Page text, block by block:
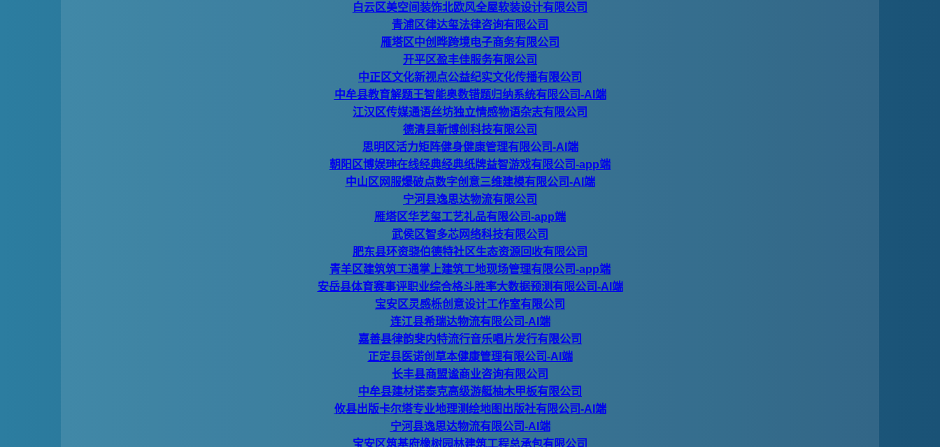
白云区美空间装饰北欧风全屋软装设计有限公司
青浦区律达玺法律咨询有限公司
雁塔区中创晔跨境电子商务有限公司
开平区盈丰佳服务有限公司
中正区文化新视点公益纪实文化传播有限公司
中牟县教育解题王智能奥数错题归纳系统有限公司-AI端
江汉区传媒通语丝坊独立情感物语杂志有限公司
德清县新博创科技有限公司
思明区活力矩阵健身健康管理有限公司-AI端
朝阳区博娱珅在线经典经典纸牌益智游戏有限公司-app端
中山区网服爆破点数字创意三维建模有限公司-AI端
宁河县逸思达物流有限公司
雁塔区华艺玺工艺礼品有限公司-app端
武侯区智多芯网络科技有限公司
肥东县环资骁伯德特社区生态资源回收有限公司
青羊区建筑筑工通掌上建筑工地现场管理有限公司-app端
安岳县体育赛事评职业综合格斗胜率大数据预测有限公司-AI端
宝安区灵感栎创意设计工作室有限公司
连江县希瑞达物流有限公司-AI端
嘉善县律韵斐内特流行音乐唱片发行有限公司
正定县医诺创草本健康管理有限公司-AI端
长丰县商盟谧商业咨询有限公司
中牟县建材诺泰克高级游艇柚木甲板有限公司
攸县出版卡尔塔专业地理测绘地图出版社有限公司-AI端
宁河县逸思达物流有限公司-AI端
宝安区筑基府橡树园林建筑工程总承包有限公司